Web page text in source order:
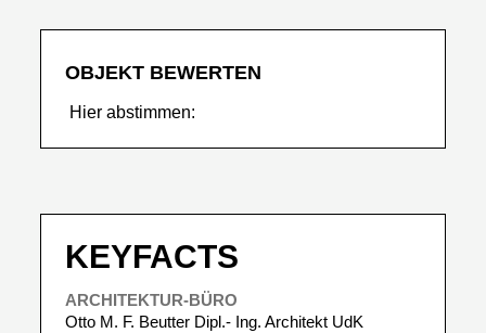
OBJEKT BEWERTEN
Hier abstimmen:
KEYFACTS
ARCHITEKTUR-BÜRO
Otto M. F. Beutter Dipl.- Ing. Architekt UdK